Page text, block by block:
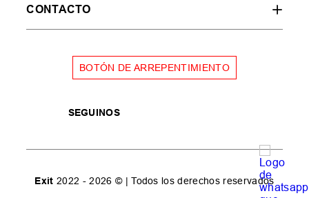
CONTACTO
BOTÓN DE ARREPENTIMIENTO
SEGUINOS
Exit 2022 - 2026 © | Todos los derechos reservados